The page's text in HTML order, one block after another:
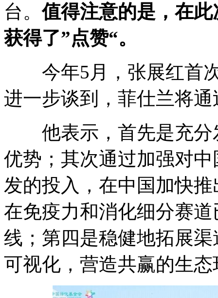
台。值得注意的是，在
获得了”点赞“。
今年5月，张展红首次
进一步谈到，菲仕兰将
他表示，首先是充分
优势；其次通过加强对
发的投入，在中国加快
在免疫力和消化细分赛
线；第四是稳健地拓展
可视化，营造共赢的生态